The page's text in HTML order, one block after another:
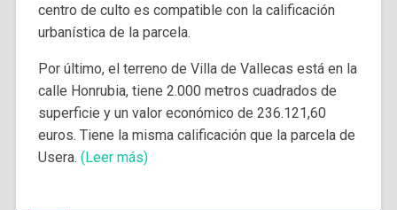
centro de culto es compatible con la calificación
urbanística de la parcela.
Por último, el terreno de Villa de Vallecas está en la
calle Honrubia, tiene 2.000 metros cuadrados de
superficie y un valor económico de 236.121,60
euros. Tiene la misma calificación que la parcela de
Usera. (Leer más)